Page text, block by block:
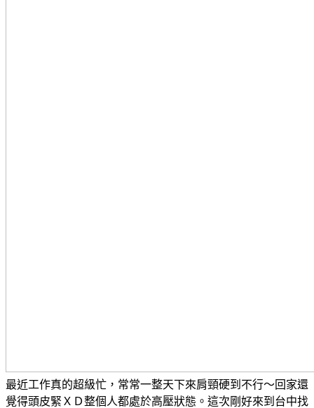
最近工作真的超級忙，常常一整天下來肩頸硬到不行～回家還
覺得頭皮緊ＸＤ整個人都處於高壓狀態。這次剛好來到台中找